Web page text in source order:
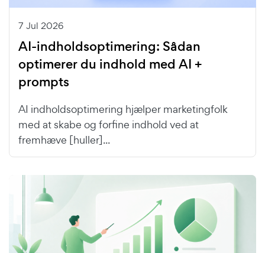
7 Jul 2026
AI-indholdsoptimering: Sådan
optimerer du indhold med AI +
prompts
AI indholdsoptimering hjælper marketingfolk
med at skabe og forfine indhold ved at
fremhæve [huller]...